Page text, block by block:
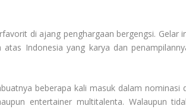
di ajang penghargaan bergengsi. Gelar
Indonesia yang karya dan
beberapa kali masuk dalam nominasi
entertainer multitalenta. Walaupun